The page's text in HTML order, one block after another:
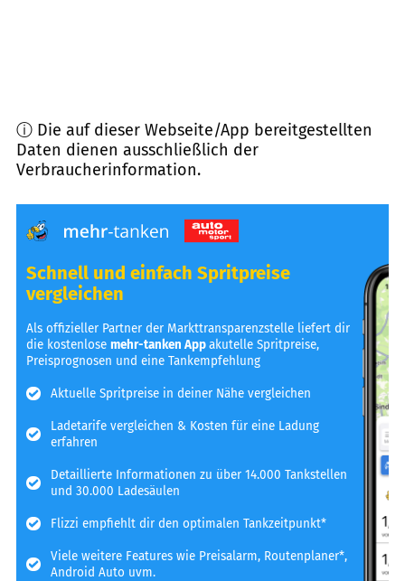
ⓘ Die auf dieser Webseite/App bereitgestellten
Daten dienen ausschließlich der
Verbraucherinformation.
Schnell und einfach Spritpreise
vergleichen
Als offizieller Partner der Markttransparenzstelle liefert dir
die kostenlosemehr-tanken Appakutelle Spritpreise,
Preisprognosen und eine Tankempfehlung
Aktuelle Spritpreise in deiner Nähe vergleichen
Ladetarife vergleichen & Kosten für eine Ladung
erfahren
Detaillierte Informationen zu über 14.000 Tankstellen
und 30.000 Ladesäulen
Flizzi empfiehlt dir den optimalen Tankzeitpunkt*
Viele weitere Features wie Preisalarm, Routenplaner*,
Android Auto uvm.